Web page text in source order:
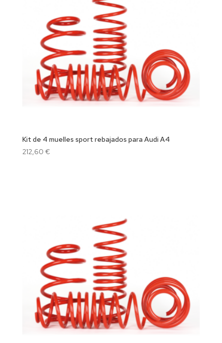
Kit de 4 muelles sport rebajados para Audi A4
212,60 €